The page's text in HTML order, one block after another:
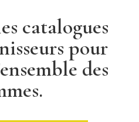
catalogues
pour
des